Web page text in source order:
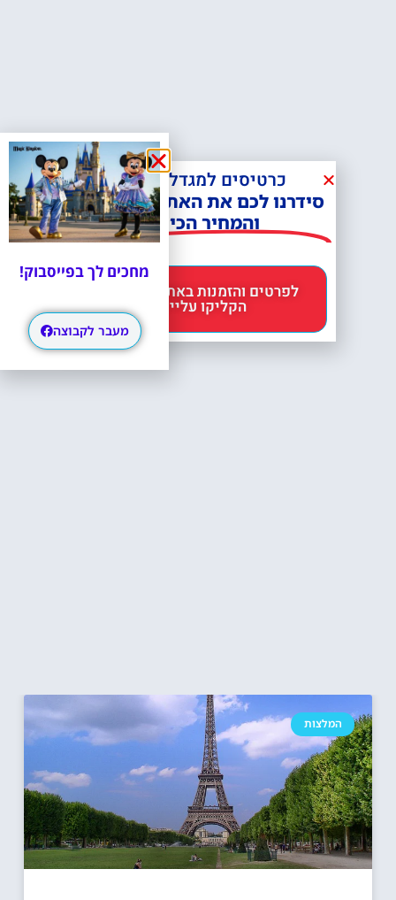
המלצות
כרטיסים למגדל אייפל?
סידרנו לכם את האתר הכי אמין -
והמחיר הכי זול!
הקליקו עליי 😊
מחכים לך בפייסבוק!
מעבר לקבוצה